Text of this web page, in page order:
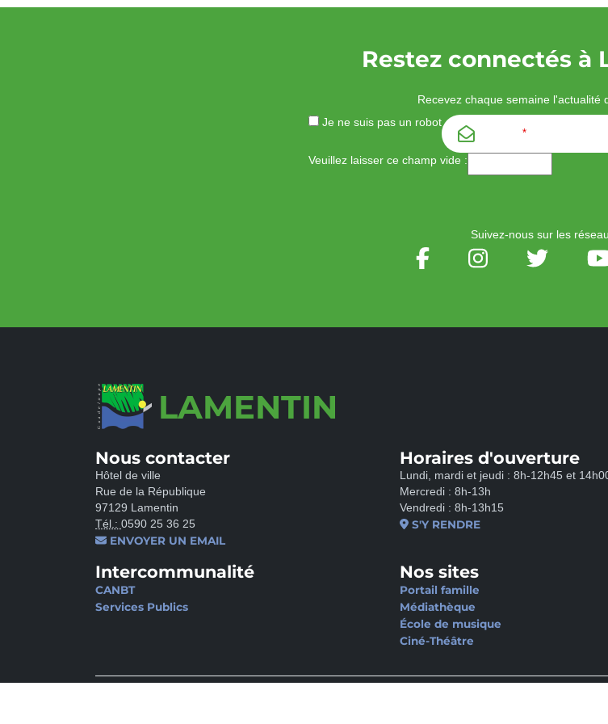
LAMENTIN
Nous contacter
Hôtel de ville
Rue de la République
97129 Lamentin
Tél.: 0590 25 36 25
ENVOYER UN EMAIL
Horaires d'ouverture
Lundi, mardi et jeudi : 8h-12h45 et
Mercredi : 8h-13h
Vendredi : 8h-13h15
S'Y RENDRE
Intercommunalité
CANBT
Services Publics
Nos sites
Portail famille
Médiathèque
École de musique
Ciné-Théâtre
Restez connectés à
Recevez chaque semaine l'actualité
Je ne suis pas un robot
*
Veuillez laisser ce champ vide :
Suivez-nous sur les